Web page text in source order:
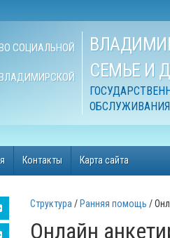
СОЦИАЛЬНОЙ
СЕМЬЕ И
Контакты Карта сайта
Структура Ранняя помощь
Онлайн